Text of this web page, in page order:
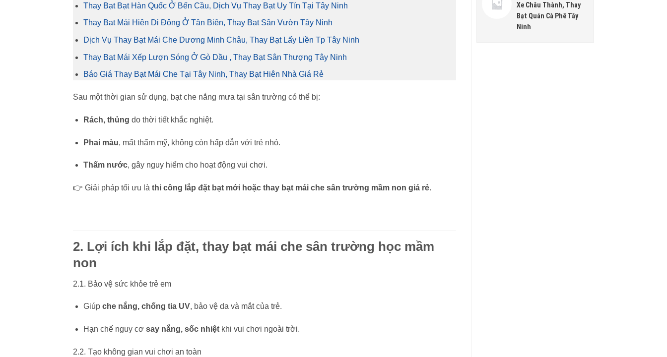
Xe Châu Thành, Thay
Bạt Quán Cà Phê Tây
Ninh
Thay Bạt Bạt Hàn Quốc Ở Bến Cầu, Dịch Vụ Thay Bạt Uy Tín Tại Tây Ninh
Thay Bạt Mái Hiên Di Động Ở Tân Biên, Thay Bạt Sân Vườn Tây Ninh
Dịch Vụ Thay Bạt Mái Che Dương Minh Châu, Thay Bạt Lấy Liền Tp Tây Ninh
Thay Bạt Mái Xếp Lượn Sóng Ở Gò Dầu , Thay Bạt Sân Thượng Tây Ninh
Báo Giá Thay Bạt Mái Che Tại Tây Ninh, Thay Bạt Hiên Nhà Giá Rẻ
Sau một thời gian sử dụng, bạt che nắng mưa tại sân trường có thể bị:
Rách, thủng do thời tiết khắc nghiệt.
Phai màu, mất thẩm mỹ, không còn hấp dẫn với trẻ nhỏ.
Thấm nước, gây nguy hiểm cho hoạt động vui chơi.
👉 Giải pháp tối ưu là thi công lắp đặt bạt mới hoặc thay bạt mái che sân trường mầm non giá rẻ.
2. Lợi ích khi lắp đặt, thay bạt mái che sân trường học mầm
non
2.1. Bảo vệ sức khỏe trẻ em
Giúp che nắng, chống tia UV, bảo vệ da và mắt của trẻ.
Hạn chế nguy cơ say nắng, sốc nhiệtkhi vui chơi ngoài trời.
2.2. Tạo không gian vui chơi an toàn